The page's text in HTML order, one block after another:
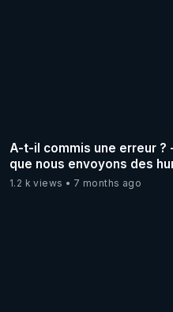
A-t-il commis une erreur
que nous envoyons des
1.2 k views 7 months ago